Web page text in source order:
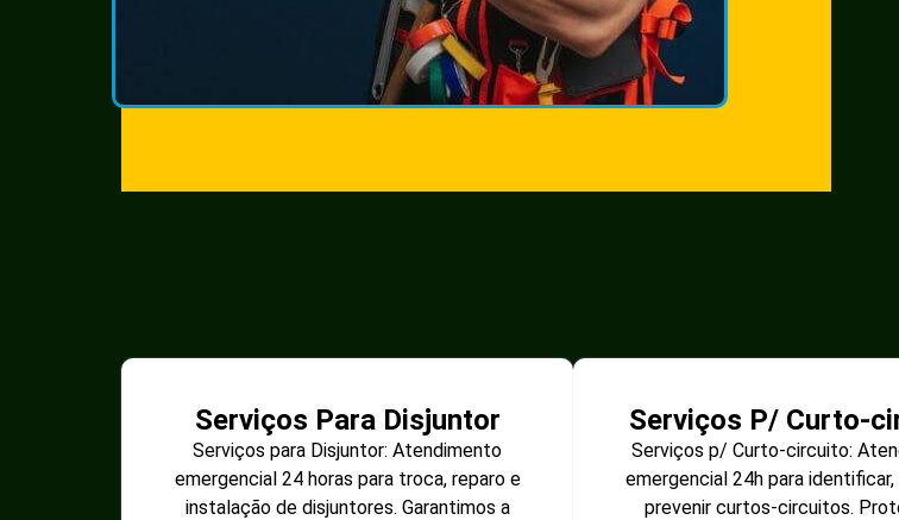
Serviços Para Disjuntor
Serviços para Disjuntor: Atendimento
emergencial 24 horas para troca, reparo e
instalação de disjuntores. Garantimos a
Serviços P/ Curto-
Serviços p/ Curto-circuito:
emergencial 24h para identificar,
prevenir curtos-circuitos.